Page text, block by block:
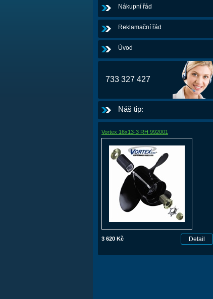
Nákupní řád
Reklamační řád
Úvod
733 327 427
Náš tip:
Vortex 16x13-3 RH 992001
3 620 Kč